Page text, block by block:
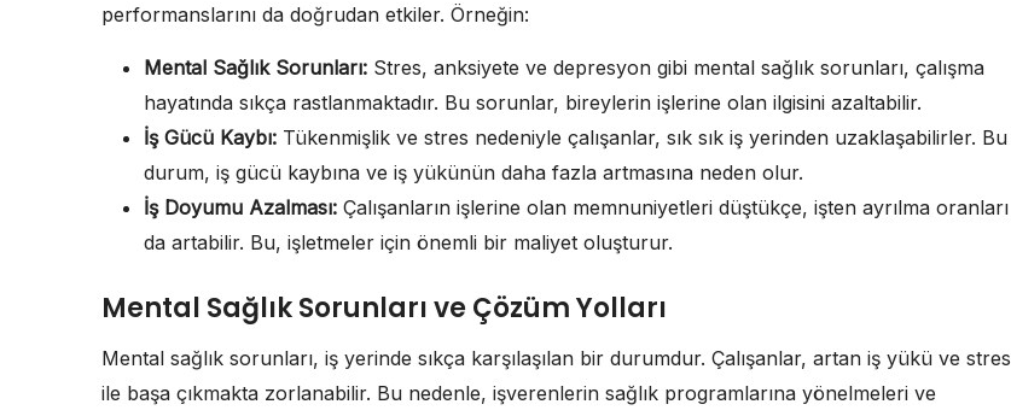
performanslarını da doğrudan etkiler. Örneğin:
Mental Sağlık Sorunları: Stres, anksiyete ve depresyon gibi mental sağlık sorunları, çalışma
hayatında sıkça rastlanmaktadır. Bu sorunlar, bireylerin işlerine olan ilgisini azaltabilir.
İş Gücü Kaybı: Tükenmişlik ve stres nedeniyle çalışanlar, sık sık iş yerinden uzaklaşabilirler. Bu
durum, iş gücü kaybına ve iş yükünün daha fazla artmasına neden olur.
İş Doyumu Azalması: Çalışanların işlerine olan memnuniyetleri düştükçe, işten ayrılma oranları
da artabilir. Bu, işletmeler için önemli bir maliyet oluşturur.
Mental Sağlık Sorunları ve Çözüm Yolları
Mental sağlık sorunları, iş yerinde sıkça karşılaşılan bir durumdur. Çalışanlar, artan iş yükü ve stres
ile başa çıkmakta zorlanabilir. Bu nedenle, işverenlerin sağlık programlarına yönelmeleri ve